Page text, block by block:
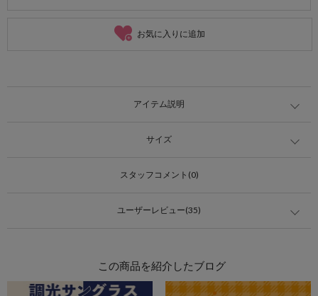
お気に入りに追加
アイテム説明
サイズ
スタッフコメント(0)
ユーザーレビュー(35)
この商品を紹介したブログ